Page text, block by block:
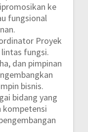
ke
fungsional
Proyek
fungsi.
dan pimpinan
bisnis.
bidang yang
kompetensi